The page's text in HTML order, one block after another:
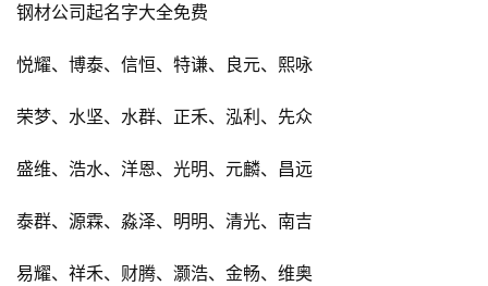
钢材公司起名字大全免费
悦耀、博泰、信恒、特谦、良元、熙咏
荣梦、水坚、水群、正禾、泓利、先众
盛维、浩水、洋恩、光明、元麟、昌远
泰群、源霖、淼泽、明明、清光、南吉
易耀、祥禾、财腾、灏浩、金畅、维奥